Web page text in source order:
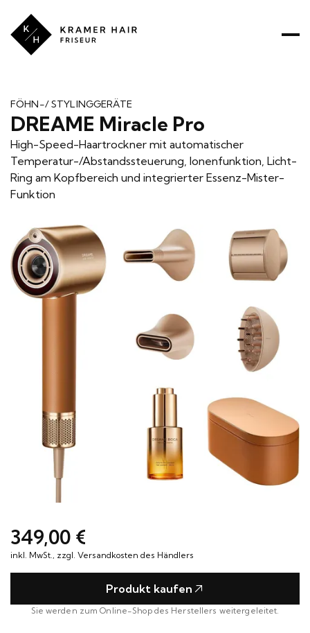
Kramer
Hair
RATGEBER
38116 Braunschweig
0531 52942
Termin
vereinbaren
DREAME Miracle Pro
FÖHN-/ STYLINGGERÄTE
High-Speed-Haartrockner mit automatischer
Temperatur-/Abstandssteuerung, Ionenfunktion, Licht-
Ring am Kopfbereich und integrierter Essenz-Mister-
Funktion
349,00 €
inkl. MwSt., zzgl. Versandkosten des Händlers
Produkt kaufen
Sie werden zum Online-Shop des Herstellers weitergeleitet.